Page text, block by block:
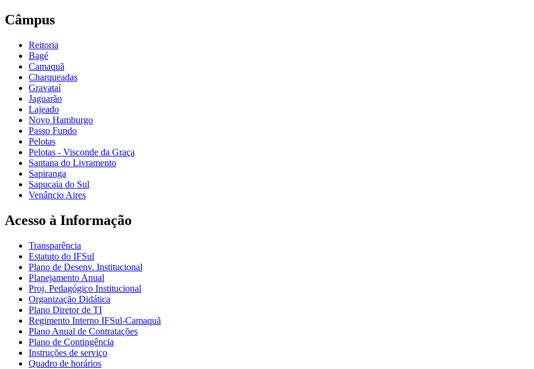
Câmpus
Reitoria
Bagé
Camaquã
Charqueadas
Gravataí
Jaguarão
Lajeado
Novo Hamburgo
Passo Fundo
Pelotas
Pelotas - Visconde da Graça
Santana do Livramento
Sapiranga
Sapucaia do Sul
Venâncio Aires
Acesso à Informação
Transparência
Estatuto do IFSul
Plano de Desenv. Institucional
Planejamento Anual
Proj. Pedagógico Institucional
Organização Didática
Plano Diretor de TI
Regimento Interno IFSul-Camaquã
Plano Anual de Contratações
Plano de Contingência
Instruções de serviço
Quadro de horários